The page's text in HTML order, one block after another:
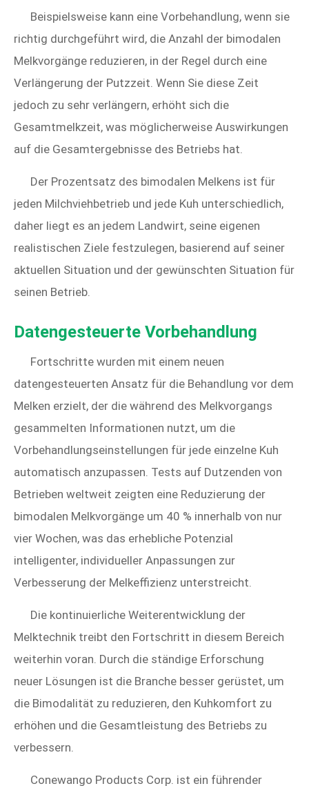
Beispielsweise kann eine Vorbehandlung, wenn sie
richtig durchgeführt wird, die Anzahl der bimodalen
Melkvorgänge reduzieren, in der Regel durch eine
Verlängerung der Putzzeit. Wenn Sie diese Zeit
jedoch zu sehr verlängern, erhöht sich die
Gesamtmelkzeit, was möglicherweise Auswirkungen
auf die Gesamtergebnisse des Betriebs hat.
Der Prozentsatz des bimodalen Melkens ist für
jeden Milchviehbetrieb und jede Kuh unterschiedlich,
daher liegt es an jedem Landwirt, seine eigenen
realistischen Ziele festzulegen, basierend auf seiner
aktuellen Situation und der gewünschten Situation für
seinen Betrieb.
Datengesteuerte Vorbehandlung
Fortschritte wurden mit einem neuen
datengesteuerten Ansatz für die Behandlung vor dem
Melken erzielt, der die während des Melkvorgangs
gesammelten Informationen nutzt, um die
Vorbehandlungseinstellungen für jede einzelne Kuh
automatisch anzupassen. Tests auf Dutzenden von
Betrieben weltweit zeigten eine Reduzierung der
bimodalen Melkvorgänge um 40 % innerhalb von nur
vier Wochen, was das erhebliche Potenzial
intelligenter, individueller Anpassungen zur
Verbesserung der Melkeffizienz unterstreicht.
Die kontinuierliche Weiterentwicklung der
Melktechnik treibt den Fortschritt in diesem Bereich
weiterhin voran. Durch die ständige Erforschung
neuer Lösungen ist die Branche besser gerüstet, um
die Bimodalität zu reduzieren, den Kuhkomfort zu
erhöhen und die Gesamtleistung des Betriebs zu
verbessern.
Conewango Products Corp. ist ein führender